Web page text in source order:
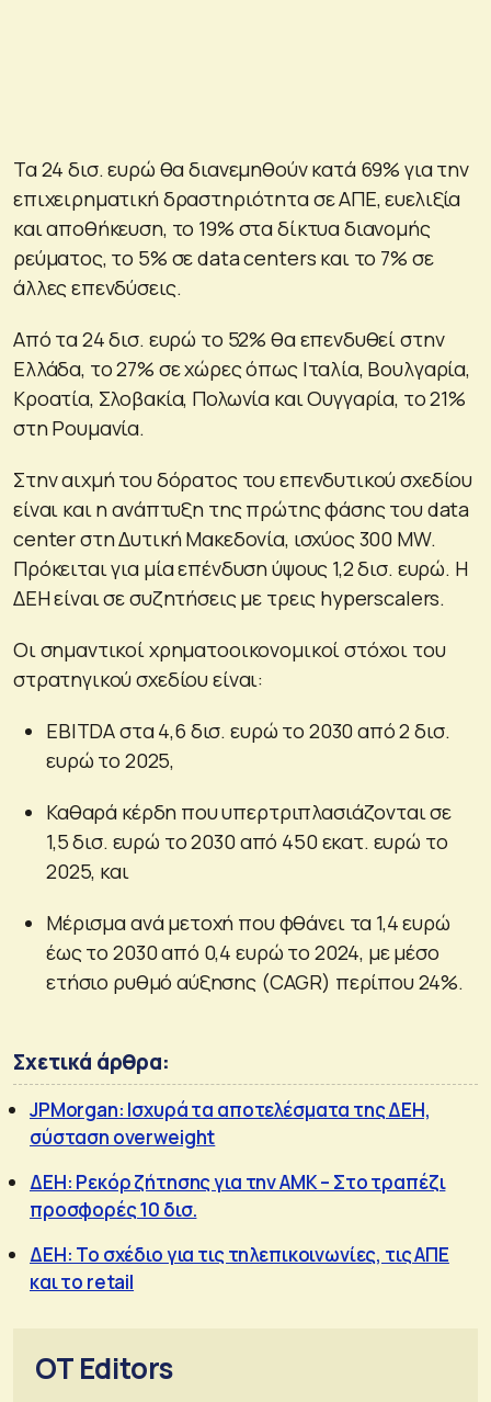
Τα 24 δισ. ευρώ θα διανεμηθούν κατά 69% για την
επιχειρηματική δραστηριότητα σε ΑΠΕ, ευελιξία
και αποθήκευση, το 19% στα δίκτυα διανομής
ρεύματος, το 5% σε data centers και το 7% σε
άλλες επενδύσεις.
Από τα 24 δισ. ευρώ το 52% θα επενδυθεί στην
Ελλάδα, το 27% σε χώρες όπως Ιταλία, Βουλγαρία,
Κροατία, Σλοβακία, Πολωνία και Ουγγαρία, το 21%
στη Ρουμανία.
Στην αιχμή του δόρατος του επενδυτικού σχεδίου
είναι και η ανάπτυξη της πρώτης φάσης του data
center στη Δυτική Μακεδονία, ισχύος 300 MW.
Πρόκειται για μία επένδυση ύψους 1,2 δισ. ευρώ. Η
ΔΕΗ είναι σε συζητήσεις με τρεις hyperscalers.
Οι σημαντικοί χρηματοοικονομικοί στόχοι του
στρατηγικού σχεδίου είναι:
EBITDA στα 4,6 δισ. ευρώ το 2030 από 2 δισ.
ευρώ το 2025,
Καθαρά κέρδη που υπερτριπλασιάζονται σε
1,5 δισ. ευρώ το 2030 από 450 εκατ. ευρώ το
2025, και
Μέρισμα ανά μετοχή που φθάνει τα 1,4 ευρώ
έως το 2030 από 0,4 ευρώ το 2024, με μέσο
ετήσιο ρυθμό αύξησης (CAGR) περίπου 24%.
Σχετικά άρθρα:
JPMorgan: Ισχυρά τα αποτελέσματα της ΔΕΗ,
σύσταση overweight
ΔΕΗ: Ρεκόρ ζήτησης για την ΑΜΚ – Στο τραπέζι
προσφορές 10 δισ.
ΔΕΗ: Το σχέδιο για τις τηλεπικοινωνίες, τις ΑΠΕ
και το retail
OT Editors